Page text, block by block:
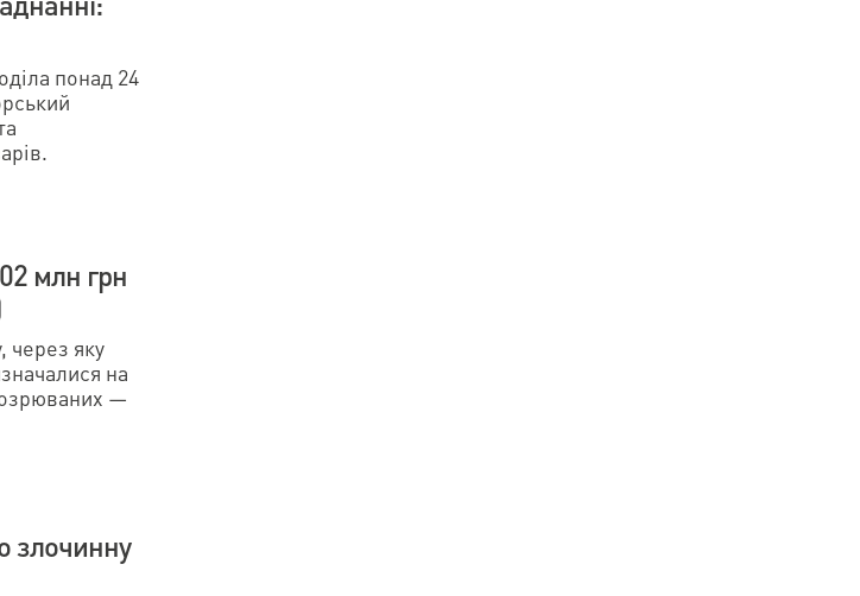
понад 24
млн грн
через яку
на
—
злочинну